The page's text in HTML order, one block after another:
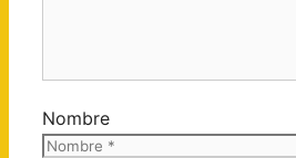
Nombre